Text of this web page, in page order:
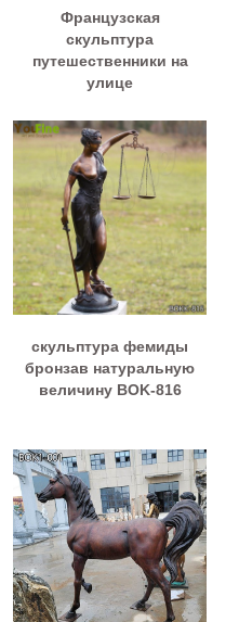
Французская
скульптура
путешественники на
улице
скульптура фемиды
бронзав натуральную
величину BOK-816